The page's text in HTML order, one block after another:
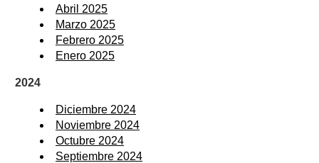
Abril 2025
Marzo 2025
Febrero 2025
Enero 2025
2024
Diciembre 2024
Noviembre 2024
Octubre 2024
Septiembre 2024